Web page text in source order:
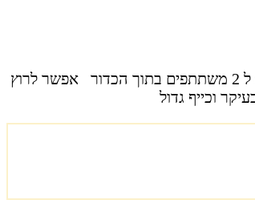
באולינג המשחק כולל עד ….. 6 בקבוקי ענק 2 מטר כל בקבוק 1 כדור ענק שקוף שניכנסים לתוכו מדהים בגודלו כ – 3 מטר קוטר מתאים ל 2 משתתפים בתוך הכדור אפשר לרוץ
וכייף גדול